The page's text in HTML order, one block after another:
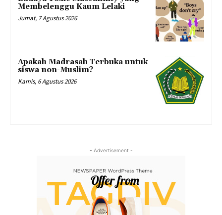
Membelenggu Kaum Lelaki
Jumat, 7 Agustus 2026
Apakah Madrasah Terbuka untuk
siswa non-Muslim?
Kamis, 6 Agustus 2026
- Advertisement -